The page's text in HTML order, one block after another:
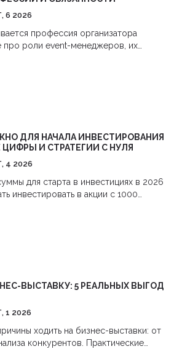
6 2026
профессия организатора
про роли event-менеджеров, их
ДЛЯ НАЧАЛА ИНВЕСТИРОВАНИЯ
И СТРАТЕГИИ С НУЛЯ
4 2026
для старта в инвестициях в 2026
инвестировать в акции с 1000
ВЫСТАВКУ: 5 РЕАЛЬНЫХ ВЫГОД
1 2026
ходить на бизнес-выставки: от
конкурентов. Практические